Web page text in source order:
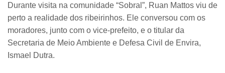
Durante visita na comunidade “Sobral”, Ruan Mattos viu de
perto a realidade dos ribeirinhos. Ele conversou com os
moradores, junto com o vice-prefeito, e o titular da
Secretaria de Meio Ambiente e Defesa Civil de Envira,
Ismael Dutra.